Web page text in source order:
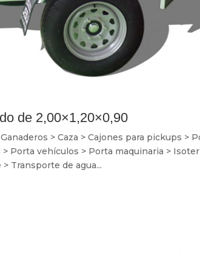
de 2,00×1,20×0,90
> Caza > Cajones para pickups >
Porta vehículos > Porta maquinaria >
Transporte de agua...